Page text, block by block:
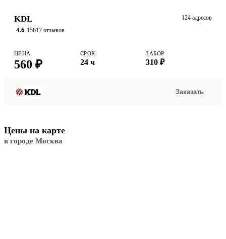
KDL
4.6 15617 отзывов
124 адресов
ЦЕНА
560 ₽
СРОК
24 ч
ЗАБОР
310 ₽
Заказать
Цены на карте
в городе Москва